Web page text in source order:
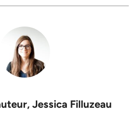
Jessica Filluzeau